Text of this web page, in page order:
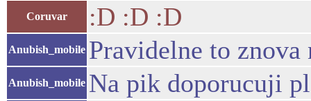
Coruvar :D :D :D
Anubish_mobile Pravidelne to
Anubish_mobile Na pik doporucuji